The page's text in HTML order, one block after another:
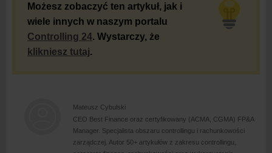
Możesz zobaczyć ten artykuł, jak i
wiele innych w naszym portalu
Controlling 24. Wystarczy, że
klikniesz tutaj.
Mateusz Cybulski
CEO Best Finance oraz certyfikowany (ACMA, CGMA) FP&A
Manager. Specjalista obszaru controllingu i rachunkowości
zarządczej. Autor 50+ artykułów z zakresu controllingu,